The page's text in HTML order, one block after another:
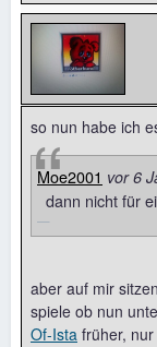
so nun habe ich
Moe2001 vor 6
dann nicht für
aber auf mir
spiele ob nun
Of-Ista früher,